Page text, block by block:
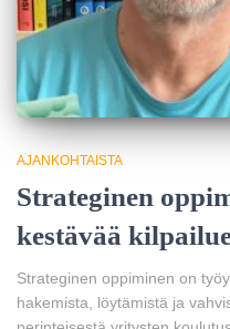
AJANKOHTAISTA
Strateginen
kestävää
Strateginen oppiminen on
hakemista, löytämistä ja